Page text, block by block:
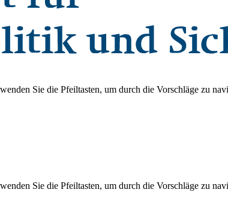
Sie die Pfeiltasten, um durch die Vorschläge zu
Sie die Pfeiltasten, um durch die Vorschläge zu